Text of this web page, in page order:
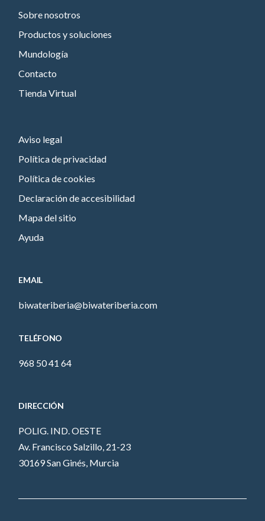
Sobre nosotros
Productos y soluciones
Mundología
Contacto
Tienda Virtual
Aviso legal
Política de privacidad
Política de cookies
Declaración de accesibilidad
Mapa del sitio
Ayuda
EMAIL
biwateriberia@biwateriberia.com
TELÉFONO
968 50 41 64
DIRECCIÓN
POLIG. IND. OESTE
Av. Francisco Salzillo, 21-23
30169 San Ginés, Murcia